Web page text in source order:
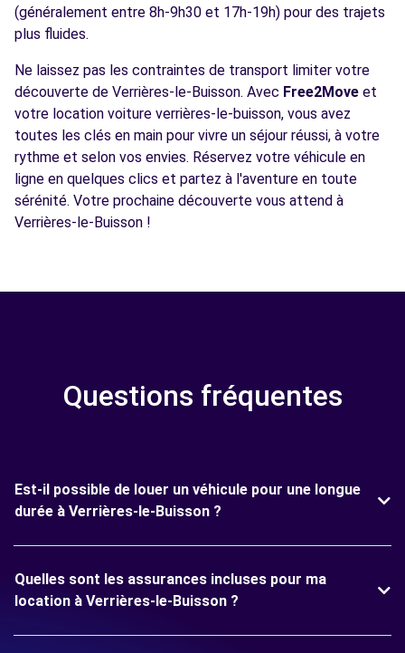
(généralement entre 8h-9h30 et 17h-19h) pour des trajets
plus fluides.
Ne laissez pas les contraintes de transport limiter votre
découverte de Verrières-le-Buisson. Avec Free2Move et
votre location voiture verrières-le-buisson, vous avez
toutes les clés en main pour vivre un séjour réussi, à votre
rythme et selon vos envies. Réservez votre véhicule en
ligne en quelques clics et partez à l'aventure en toute
sérénité. Votre prochaine découverte vous attend à
Verrières-le-Buisson !
Questions fréquentes
Est-il possible de louer un véhicule pour une longue
durée à Verrières-le-Buisson ?
Quelles sont les assurances incluses pour ma
location à Verrières-le-Buisson ?